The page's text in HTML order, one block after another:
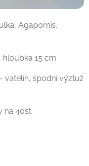
Agapornis,
hloubka 15 cm
vatelín, spodní výztuž
na 40st.